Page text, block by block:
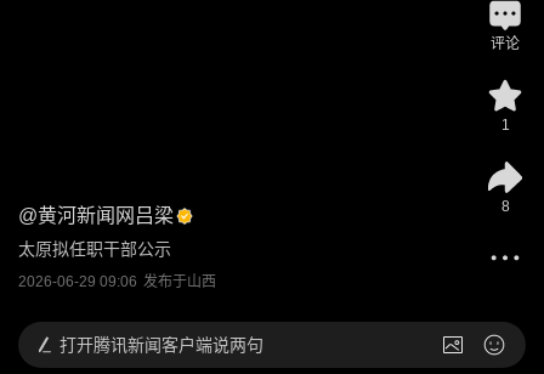
@黄河新闻网吕梁
太原拟任职干部公示
2026-06-29 09:06 发布于山西
评论
1
8
打开腾讯新闻客户端说两句